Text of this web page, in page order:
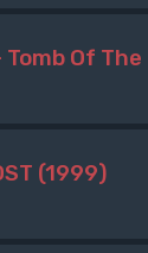
Tomb Of
(1999)